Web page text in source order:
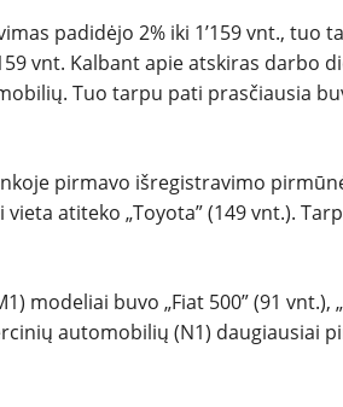
padidėjo 2% iki 1’159 vnt., tuo
vnt. Kalbant apie atskiras darbo
Tuo tarpu pati prasčiausia
pirmavo išregistravimo
vieta atiteko „Toyota” (149 vnt.).
modeliai buvo „Fiat 500” (91 vnt.),
automobilių (N1) daugiausiai